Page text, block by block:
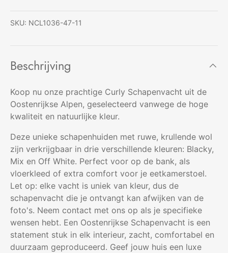
SKU: NCL1036-47-11
Beschrijving
Koop nu onze prachtige Curly Schapenvacht uit de
Oostenrijkse Alpen, geselecteerd vanwege de hoge
kwaliteit en natuurlijke kleur.
Deze unieke schapenhuiden met ruwe, krullende wol
zijn verkrijgbaar in drie verschillende kleuren: Blacky,
Mix en Off White. Perfect voor op de bank, als
vloerkleed of extra comfort voor je eetkamerstoel.
Let op: elke vacht is uniek van kleur, dus de
schapenvacht die je ontvangt kan afwijken van de
foto's. Neem contact met ons op als je specifieke
wensen hebt. Een Oostenrijkse Schapenvacht is een
statement stuk in elk interieur, zacht, comfortabel en
duurzaam geproduceerd. Geef jouw huis een luxe